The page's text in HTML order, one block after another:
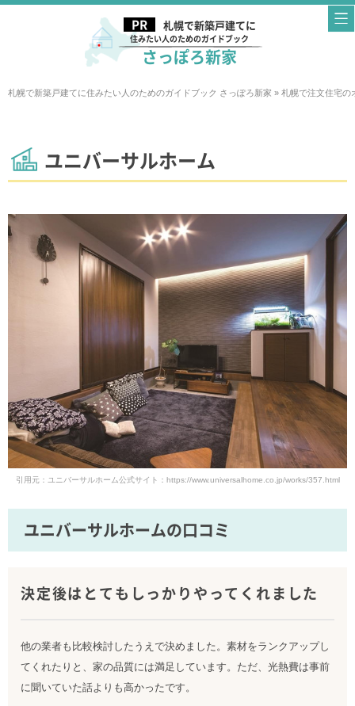
札幌で新築戸建てに
住みたい人のためのガイドブック
さっぽろ新家
札幌で新築戸建てに住みたい人のためのガイドブック さっぽろ新家 » 札幌で注文住宅の
ユニバーサルホーム
引用元：ユニバーサルホーム公式サイト：https://www.universalhome.co.jp/works/357.html
ユニバーサルホームの口コミ
決定後はとてもしっかりやってくれました
他の業者も比較検討したうえで決めました。素材をランクアップし
てくれたりと、家の品質には満足しています。ただ、光熱費は事前
に聞いていた話よりも高かったです。